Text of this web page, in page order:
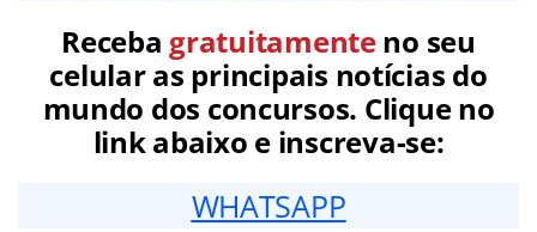
Receba gratuitamenteno seu
celular as principais notícias do
mundo dos concursos. Clique no
link abaixo e inscreva-se:
WHATSAPP